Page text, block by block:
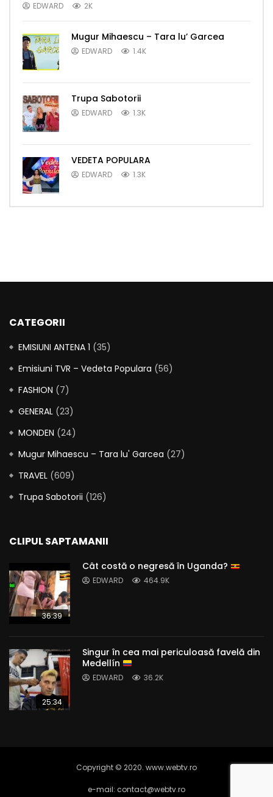
EDWARD 2K
Mugur Mihaescu – Tara lu’ Garcea
EDWARD 1.4K
Trupa Sabotorii
EDWARD 1.3K
VEDETA POPULARA
EDWARD 1.3K
CATEGORII
EMISIUNI ANTENA 1 (35)
Emisiuni TVR – Vedeta Populara (56)
FASHION (7)
GENERAL (23)
MONDEN (24)
Mugur Mihaescu – Tara lu' Garcea (27)
TRAVEL (609)
Trupa Sabotorii (126)
CLIPUL SAPTAMANII
36:39
Cât costă o negresă în Uganda?
EDWARD 464.9K
25:34
Singur în cea mai periculoasă favelă din
Medellín
EDWARD 36.2K
Copyright © 2020. www.webtv.ro
e-mail: contact@webtv.ro